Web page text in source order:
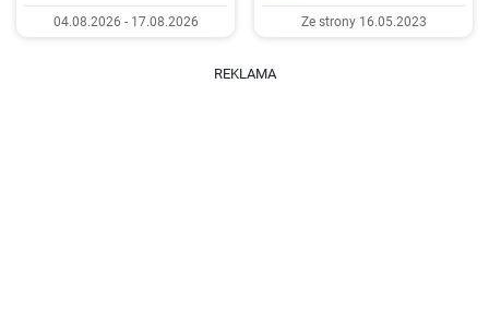
04.08.2026 - 17.08.2026 Ze strony 16.05.2023
REKLAMA